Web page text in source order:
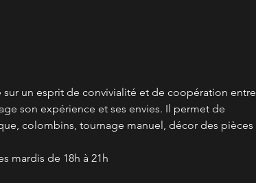
un esprit de convivialité et de coopération entre
son expérience et ses envies. Il permet de
colombins, tournage manuel, décor des pièces
mardis de 18h à 21h